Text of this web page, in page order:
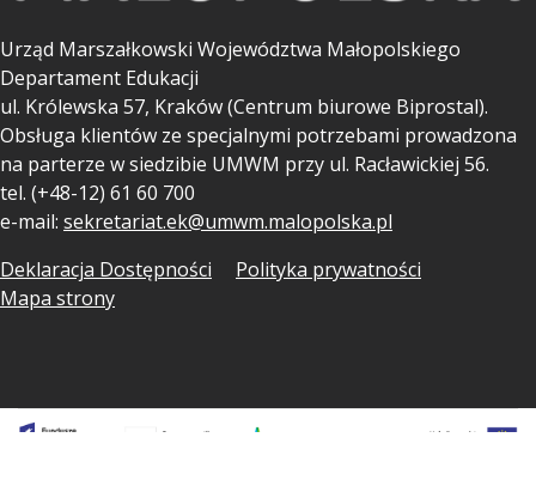
Urząd Marszałkowski Województwa Małopolskiego
Departament Edukacji
ul. Królewska 57, Kraków (Centrum biurowe Biprostal).
Obsługa klientów ze specjalnymi potrzebami prowadzona
na parterze w siedzibie UMWM przy ul. Racławickiej 56.
tel. (+48-12) 61 60 700
e-mail: sekretariat.ek@umwm.malopolska.pl
Deklaracja Dostępności
Polityka prywatności
Mapa strony